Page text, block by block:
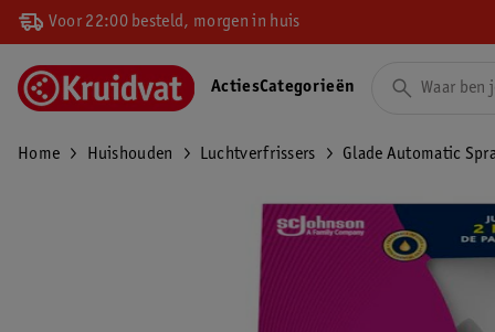
Voor 22:00 besteld, morgen in huis
ActiesCategorieën
Home Huishouden Luchtverfrissers Glade Automatic